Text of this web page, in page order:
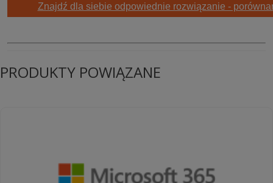
Znajdź dla siebie odpowiednie rozwiązanie -
PRODUKTY POWIĄZANE